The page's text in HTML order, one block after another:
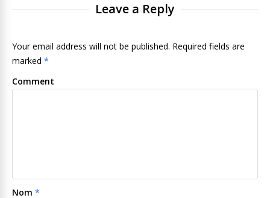
Leave a Reply
Your email address will not be published. Required fields are
marked *
Comment
Nom *